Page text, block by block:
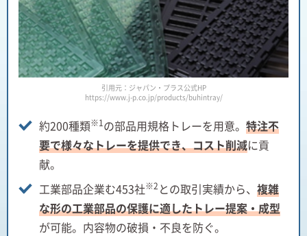
引用元：ジャパン・プラス公式HP
https://www.j-p.co.jp/products/buhintray/
約200種類※1の部品用規格トレーを用意。 特注不
要で様々なトレーを提供でき、コスト削減に貢
献。
工業部品企業む453社※2 との取引実績から、 複雑
な形の工業部品の保護に適したトレー提案・成型
が可能。内容物の破損・不良を防ぐ。